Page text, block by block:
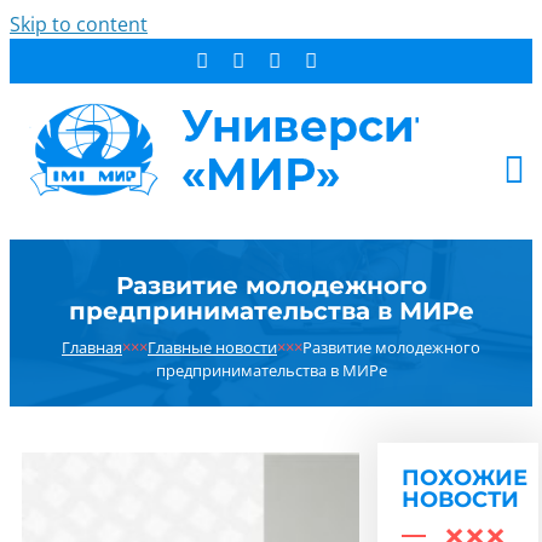
Skip to content
ДОПОБРАЗОВАНИЕ
ОБ УНИВЕРСИТЕТЕ
НОВОСТИ
Развитие молодежного
предпринимательства в МИРе
Главная×××Главные новости×××Развитие молодежного
предпринимательства в МИРе
ПОХОЖИЕ
НОВОСТИ